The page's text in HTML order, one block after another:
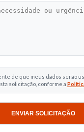
de que meus dados serão
solicitação, conforme a